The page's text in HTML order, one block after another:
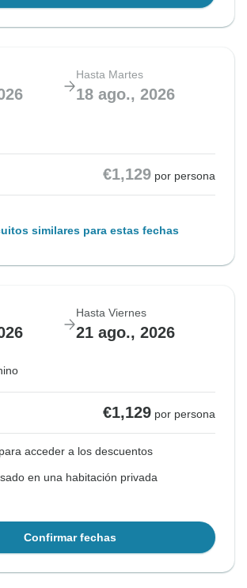
Hasta Martes
18 ago., 2026
€1,129 por persona
similares para estas fechas
Hasta Viernes
21 ago., 2026
€1,129 por persona
para acceder a los descuentos
en una habitación privada
Confirmar fechas